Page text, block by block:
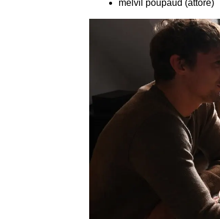
melvil poupaud (attore)